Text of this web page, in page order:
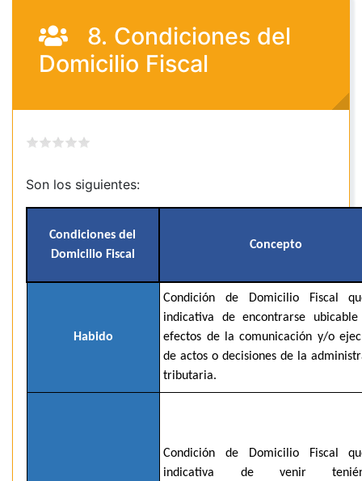
8. Condiciones del
Domicilio Fiscal
Son los siguientes:
Condiciones del
Domicilio Fiscal
Concepto
Habido
Condición de Domicilio Fiscal
indicativa de encontrarse
efectos de la comunicación y/o
de actos o decisiones de la
tributaria.
Condición de Domicilio Fiscal
indicativa de venir